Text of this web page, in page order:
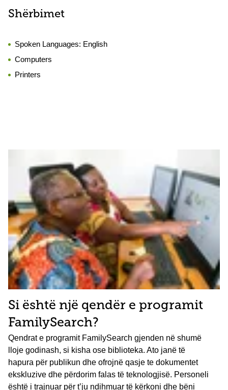
Shërbimet
Spoken Languages: English
Computers
Printers
Si është një qendër e programit
FamilySearch?
Qendrat e programit FamilySearch gjenden në shumë
lloje godinash, si kisha ose biblioteka. Ato janë të
hapura për publikun dhe ofrojnë qasje te dokumentet
ekskluzive dhe përdorim falas të teknologjisë. Personeli
është i trajnuar për t’ju ndihmuar të kërkoni dhe bëni